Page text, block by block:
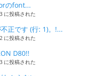
のfont...
に投稿された
正です (行: 1)。!...
に投稿された
D80!!
に投稿された